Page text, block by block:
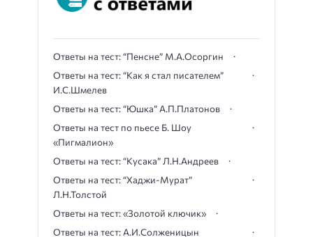
Ответы на тест: “Пенсне” М.А.Осоргин
Ответы на тест: “Как я стал писателем”
И.С.Шмелев
Ответы на тест: “Юшка” А.П.Платонов
Ответы на тест по пьесе Б. Шоу
«Пигмалион»
Ответы на тест: “Кусака” Л.Н.Андреев
Ответы на тест: “Хаджи-Мурат”
Л.Н.Толстой
Ответы на тест: «Золотой ключик»
Ответы на тест: А.И.Солженицын